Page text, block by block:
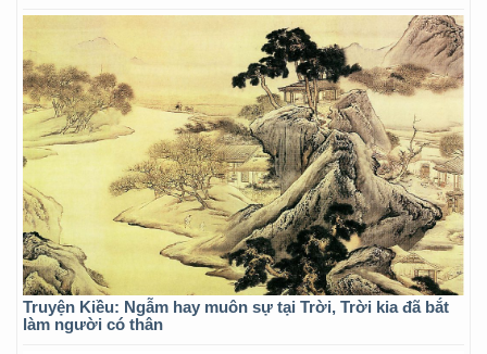
Truyện Kiều: Ngẫm hay muôn sự tại Trời, Trời kia đã bắt
làm người có thân